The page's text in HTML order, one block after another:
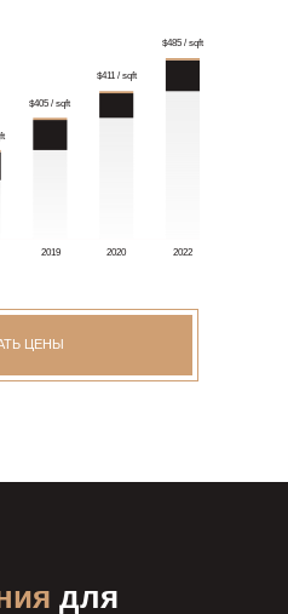
ЦЕНЫ
2022
2020
2019
$405 / sqft
$411 / sqft
$485 / sqft
для